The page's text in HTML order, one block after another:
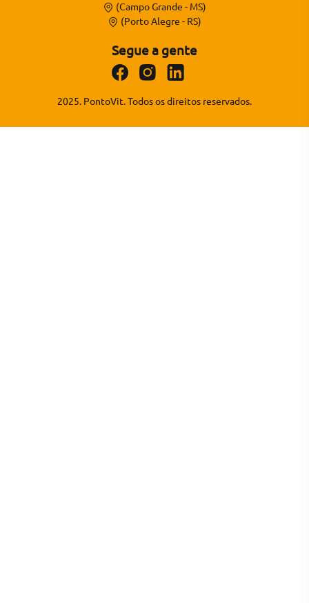
(Campo Grande - MS)
(Porto Alegre - RS)
Segue a gente
2025. PontoVit. Todos os direitos reservados.